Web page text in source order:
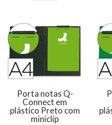
Porta notas Q-
Connect em
plástico Preto com
miniclip